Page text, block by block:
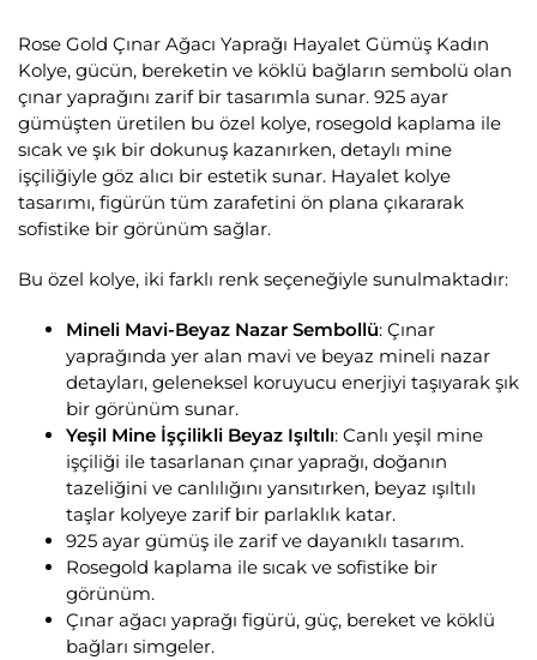
Rose Gold Çınar Ağacı Yaprağı Hayalet Gümüş Kadın
Kolye, gücün, bereketin ve köklü bağların sembolü olan
çınar yaprağını zarif bir tasarımla sunar. 925 ayar
gümüşten üretilen bu özel kolye, rosegold kaplama ile
sıcak ve şık bir dokunuş kazanırken, detaylı mine
işçiliğiyle göz alıcı bir estetik sunar. Hayalet kolye
tasarımı, figürün tüm zarafetini ön plana çıkararak
sofistike bir görünüm sağlar.
Bu özel kolye, iki farklı renk seçeneğiyle sunulmaktadır:
Mineli Mavi-Beyaz Nazar Sembollü: Çınar
yaprağında yer alan mavi ve beyaz mineli nazar
detayları, geleneksel koruyucu enerjiyi taşıyarak şık
bir görünüm sunar.
Yeşil Mine İşçilikli Beyaz Işıltılı: Canlı yeşil mine
işçiliği ile tasarlanan çınar yaprağı, doğanın
tazeliğini ve canlılığını yansıtırken, beyaz ışıltılı
taşlar kolyeye zarif bir parlaklık katar.
925 ayar gümüş ile zarif ve dayanıklı tasarım.
Rosegold kaplama ile sıcak ve sofistike bir
görünüm.
Çınar ağacı yaprağı figürü, güç, bereket ve köklü
bağları simgeler.